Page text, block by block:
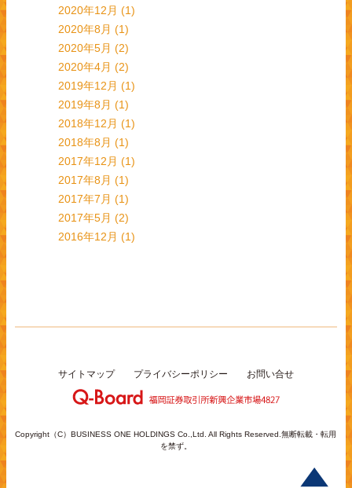
2020年12月 (1)
2020年8月 (1)
2020年5月 (2)
2020年4月 (2)
2019年12月 (1)
2019年8月 (1)
2018年12月 (1)
2018年8月 (1)
2017年12月 (1)
2017年8月 (1)
2017年7月 (1)
2017年5月 (2)
2016年12月 (1)
サイトマップ プライバシーポリシー お問い合せ
Copyright（C）BUSINESS ONE HOLDINGS Co.,Ltd. All Rights Reserved.無断転載・転用
を禁ず。